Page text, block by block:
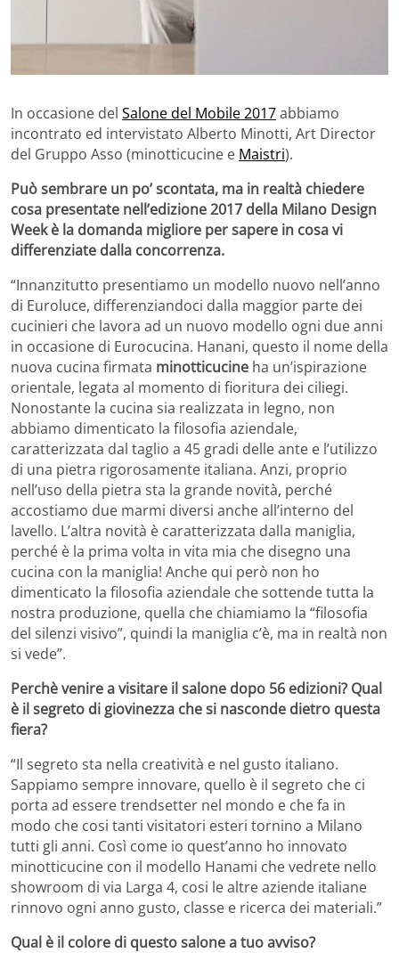
In occasione del Salone del Mobile 2017abbiamo
incontrato ed intervistato Alberto Minotti, Art Director
del Gruppo Asso (minotticucine e Maistri).
Può sembrare un po’ scontata, ma in realtà chiedere
cosa presentate nell’edizione 2017 della Milano Design
Week è la domanda migliore per sapere in cosa vi
differenziate dalla concorrenza.
“Innanzitutto presentiamo un modello nuovo nell’anno
di Euroluce, differenziandoci dalla maggior parte dei
cucinieri che lavora ad un nuovo modello ogni due anni
in occasione di Eurocucina. Hanani, questo il nome della
nuova cucina firmata minotticucine ha un’ispirazione
orientale, legata al momento di fioritura dei ciliegi.
Nonostante la cucina sia realizzata in legno, non
abbiamo dimenticato la filosofia aziendale,
caratterizzata dal taglio a 45 gradi delle ante e l’utilizzo
di una pietra rigorosamente italiana. Anzi, proprio
nell’uso della pietra sta la grande novità, perché
accostiamo due marmi diversi anche all’interno del
lavello. L’altra novità è caratterizzata dalla maniglia,
perché è la prima volta in vita mia che disegno una
cucina con la maniglia! Anche qui però non ho
dimenticato la filosofia aziendale che sottende tutta la
nostra produzione, quella che chiamiamo la “filosofia
del silenzi visivo”, quindi la maniglia c’è, ma in realtà non
si vede”.
Perchè venire a visitare il salone dopo 56 edizioni? Qual
è il segreto di giovinezza che si nasconde dietro questa
fiera?
“Il segreto sta nella creatività e nel gusto italiano.
Sappiamo sempre innovare, quello è il segreto che ci
porta ad essere trendsetter nel mondo e che fa in
modo che cosi tanti visitatori esteri tornino a Milano
tutti gli anni. Così come io quest’anno ho innovato
minotticucine con il modello Hanami che vedrete nello
showroom di via Larga 4, cosi le altre aziende italiane
rinnovo ogni anno gusto, classe e ricerca dei materiali.”
Qual è il colore di questo salone a tuo avviso?